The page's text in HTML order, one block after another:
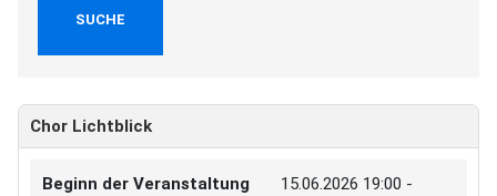
Chor Lichtblick
Beginn der Veranstaltung 15.06.2026 19:00 -